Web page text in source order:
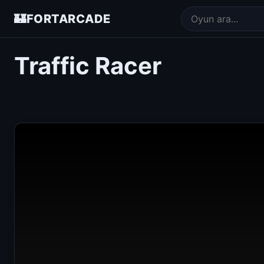
🏰FORTARCADE
Traffic Racer